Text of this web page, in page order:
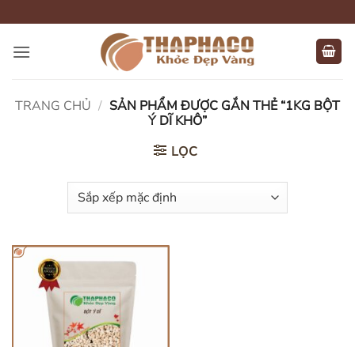
qua
nội
TRANG CHỦ / SẢN PHẨM ĐƯỢC GẮN THẺ “1KG BỘT
Ý DĨ KHÔ”
LỌC